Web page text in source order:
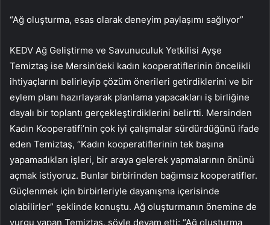
“Ağ oluşturma, esas olarak deneyim paylaşımı sağlıyor”
KEDV Ağ Geliştirme ve Savunuculuk Yetkilisi Ayşe
Temiztaş ise Mersin’deki kadın kooperatiflerinin öncelikli
ihtiyaçlarını belirleyip çözüm önerileri getirdiklerini ve bir
eylem planı hazırlayarak planlama yapacakları iş birliğine
dayalı bir toplantı gerçekleştirdiklerini belirtti. Mersinden
Kadın Kooperatifi’nin çok iyi çalışmalar sürdürdüğünü ifade
eden Temiztaş, “Kadın kooperatiflerinin tek başına
yapamadıkları işleri, bir araya gelerek yapmalarının önünü
açmak istiyoruz. Bunlar birbirinden bağımsız kooperatifler.
Güçlenmek için birbirleriyle dayanışma içerisinde
olabilirler” şeklinde konuştu. Ağ oluşturmanın önemine de
vurgu yapan Temiztaş, şöyle devam etti: “Ağ oluşturma